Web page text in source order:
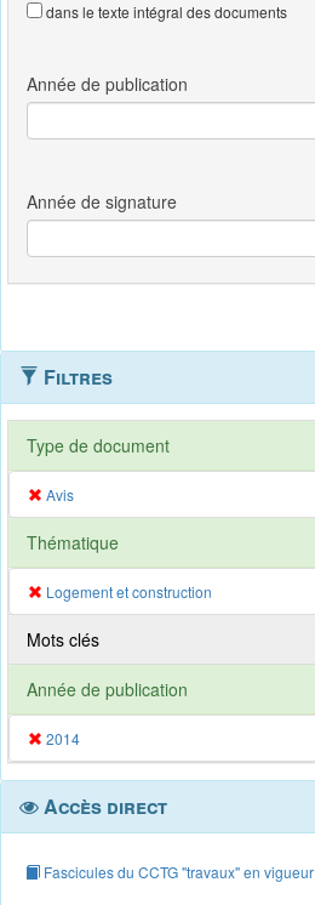
dans le texte intégral des documents
Filtres
Type de document
Avis
Thématique
Logement et construction
Mots clés
Année de publication
2014
Accès direct
Fascicules du CCTG "travaux" en vigueur